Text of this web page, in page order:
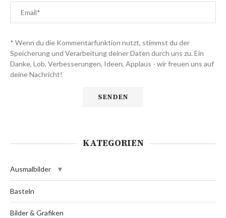
* Wenn du die Kommentarfunktion nutzt, stimmst du der
Speicherung und Verarbeitung deiner Daten durch uns zu. Ein
Danke, Lob, Verbesserungen, Ideen, Applaus - wir freuen uns auf
deine Nachricht!
KATEGORIEN
Ausmalbilder
Basteln
Bilder & Grafiken